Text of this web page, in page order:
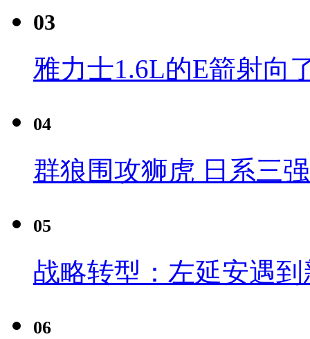
03
雅力士1.6L的E箭射向
04
群狼围攻狮虎 日系三
05
战略转型：左延安遇
06